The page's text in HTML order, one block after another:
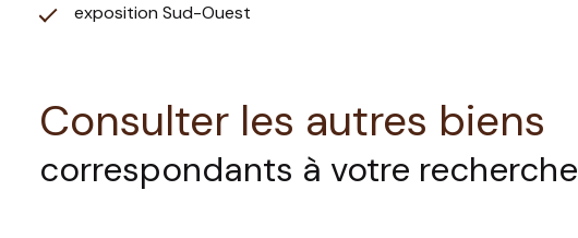
exposition Sud-Ouest
Consulter les autres biens
correspondants à votre recherche